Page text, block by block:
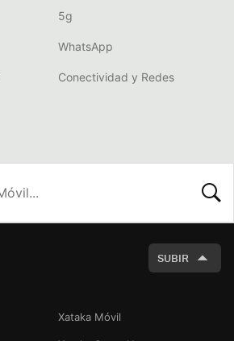
5g
WhatsApp
Conectividad y Redes
SUBIR
Xataka Móvil